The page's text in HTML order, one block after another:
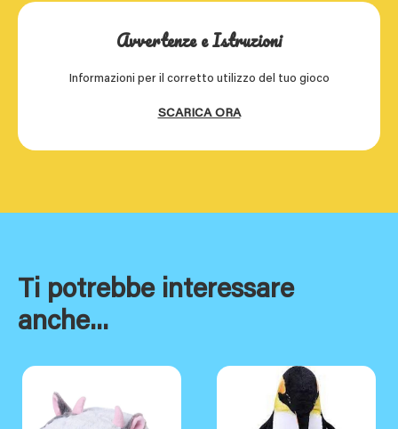
Avvertenze e Istruzioni
Informazioni per il corretto utilizzo del tuo gioco
SCARICA ORA
Ti potrebbe interessare
anche...